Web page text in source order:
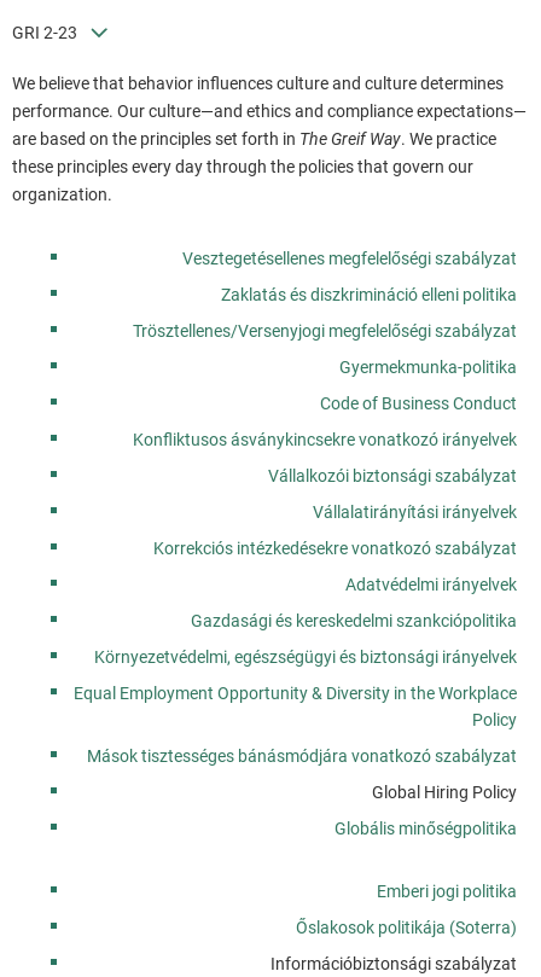
GRI 2-23
We believe that behavior influences culture and culture determines
performance. Our culture—and ethics and compliance expectations—
are based on the principles set forth in The Greif Way. We practice
these principles every day through the policies that govern our
organization.
Vesztegetésellenes megfelelőségi szabályzat
Zaklatás és diszkrimináció elleni politika
Trösztellenes/Versenyjogi megfelelőségi szabályzat
Gyermekmunka-politika
Code of Business Conduct
Konfliktusos ásványkincsekre vonatkozó irányelvek
Vállalkozói biztonsági szabályzat
Vállalatirányítási irányelvek
Korrekciós intézkedésekre vonatkozó szabályzat
Adatvédelmi irányelvek
Gazdasági és kereskedelmi szankciópolitika
Környezetvédelmi, egészségügyi és biztonsági irányelvek
Equal Employment Opportunity & Diversity in the Workplace
Policy
Mások tisztességes bánásmódjára vonatkozó szabályzat
Global Hiring Policy
Globális minőségpolitika
Emberi jogi politika
Őslakosok politikája (Soterra)
Információbiztonsági szabályzat